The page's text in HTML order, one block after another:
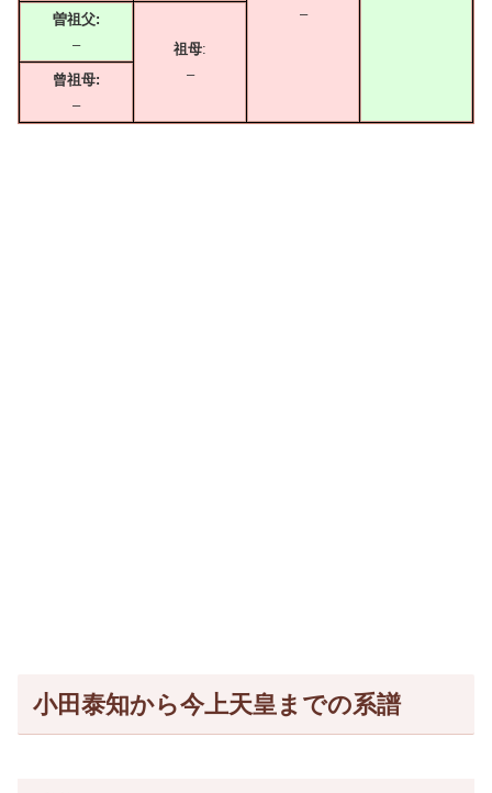
–
曽祖父:
–
祖母:
–
曾祖母:
–
小田泰知から今上天皇までの系譜